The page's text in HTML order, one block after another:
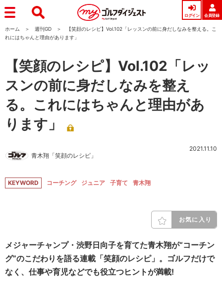
ログイン 会員登録
ホーム 週刊GD
【笑顔のレシピ】Vol.102「レッスンの前に身だしなみを整える。こ
れにはちゃんと理由があります」
【笑顔のレシピ】Vol.102「レッ
スンの前に身だしなみを整え
る。これにはちゃんと理由があ
ります」
青木翔「笑顔のレシピ」
2021.11.10
KEYWORD コーチング ジュニア 子育て 青木翔
お気に入り
メジャーチャンプ・渋野日向子を育てた青木翔が“コーチン
グ”のこだわりを語る連載「笑顔のレシピ」。ゴルフだけで
なく、仕事や育児などでも役立つヒントが満載!